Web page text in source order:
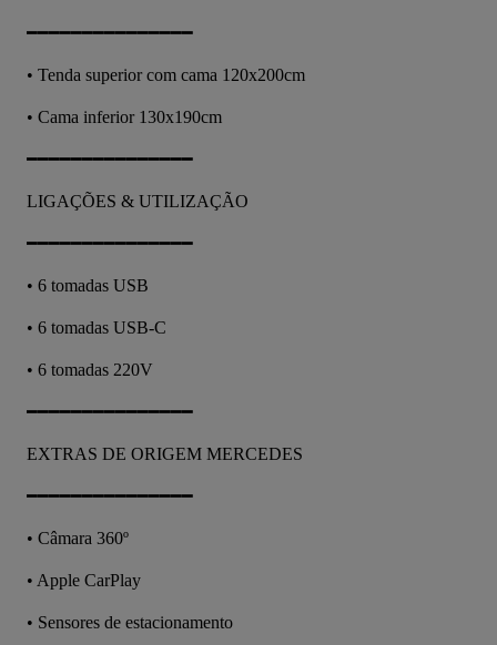
━━━━━━━━━━━━━━━
• Tenda superior com cama 120x200cm
• Cama inferior 130x190cm
━━━━━━━━━━━━━━━
LIGAÇÕES & UTILIZAÇÃO
━━━━━━━━━━━━━━━
• 6 tomadas USB
• 6 tomadas USB-C
• 6 tomadas 220V
━━━━━━━━━━━━━━━
EXTRAS DE ORIGEM MERCEDES
━━━━━━━━━━━━━━━
• Câmara 360º
• Apple CarPlay
• Sensores de estacionamento